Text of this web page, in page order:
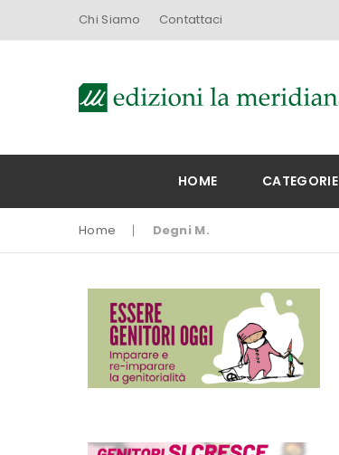
Chi Siamo Contattaci
HOME CATEGORIE
Home Degni M.